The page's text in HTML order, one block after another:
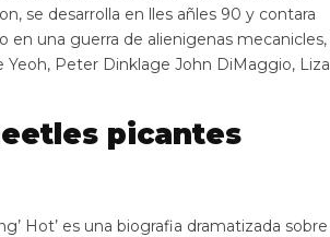
se desarrolla en lles añles 90 y contara
una guerra de alienigenas mecanicles,
Peter Dinklage John DiMaggio, Liza
picantes
Hot’ es una biografia dramatizada sobre